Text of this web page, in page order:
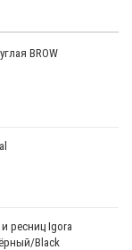
BROW
ресниц Igora
Black